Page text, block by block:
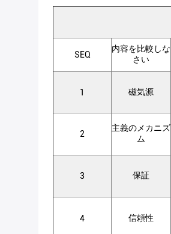
SEQ
内容を比較しな
さい
1 磁気源
2
主義のメカニズ
ム
3 保証
4 信頼性